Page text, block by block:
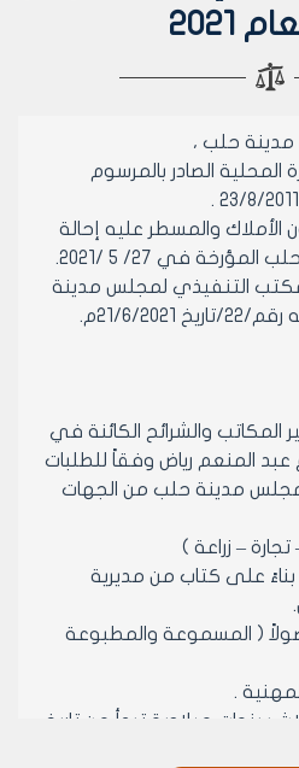
حلب ،
المحلية الصادر بالمرسوم
والمسطر عليه إحالة
في 27/ 5 /2021.
التنفيذي لمجلس مدينة
6/2021م.
المكاتب والشرائح الكائنة في
المنعم رياض وفقاً للطلبات
مجلس مدينة حلب من الجهات
– زراعة )
بناءً على كتاب من مديرية
( المسموعة والمطبوعة
.
ثلاث سنوات ميلادية تبدأ من تاريخ